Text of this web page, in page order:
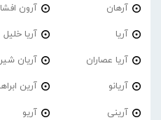
آرهان آرون
آریا آریا خلیل
آریا عصاران آریان
آریانو آرین
آرینی آریو